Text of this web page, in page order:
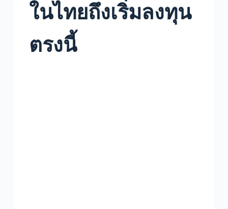
ในไทยถึงเริ่มลงทุน
ตรงนี้